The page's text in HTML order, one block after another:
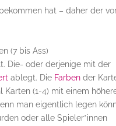
hat – daher der
(7 bis Ass)
Die- oder derjenige mit der
ablegt. Die Farben der
(1-4) mit einem
man eigentlich legen
oder alle Spieler*innen